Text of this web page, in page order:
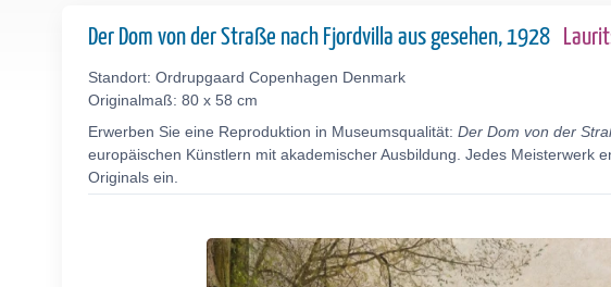
Der Dom von der Straße nach Fjordvilla aus gesehen, 1928
Standort: Ordrupgaard Copenhagen Denmark
Originalmaß: 80 x 58 cm
Erwerben Sie eine Reproduktion in Museumsqualität: Der Dom von der
europäischen Künstlern mit akademischer Ausbildung. Jedes
Originals ein.